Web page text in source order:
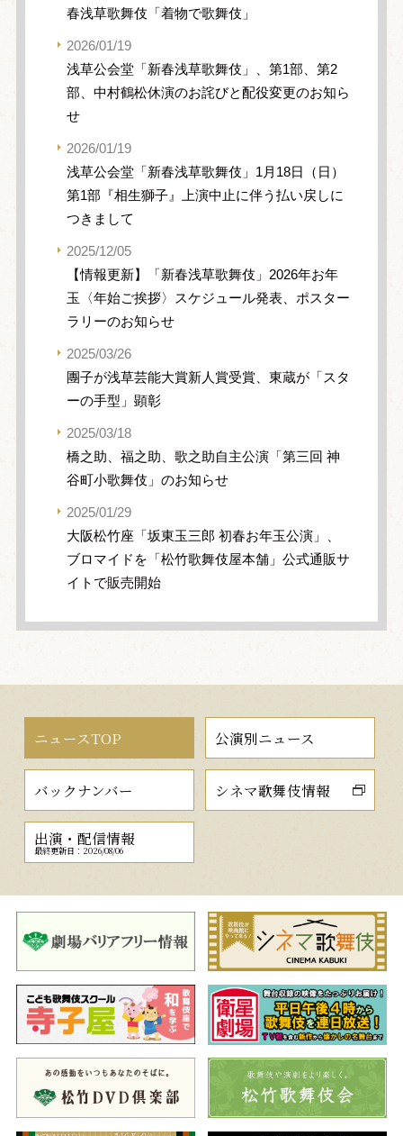
春浅草歌舞伎「着物で歌舞伎」
2026/01/19
浅草公会堂「新春浅草歌舞伎」、第1部、第2
部、中村鶴松休演のお詫びと配役変更のお知ら
せ
2026/01/19
浅草公会堂「新春浅草歌舞伎」1月18日（日）
第1部『相生獅子』上演中止に伴う払い戻しに
つきまして
2025/12/05
【情報更新】「新春浅草歌舞伎」2026年お年
玉〈年始ご挨拶〉スケジュール発表、ポスター
ラリーのお知らせ
2025/03/26
團子が浅草芸能大賞新人賞受賞、東蔵が「スタ
ーの手型」顕彰
2025/03/18
橋之助、福之助、歌之助自主公演「第三回 神
谷町小歌舞伎」のお知らせ
2025/01/29
大阪松竹座「坂東玉三郎 初春お年玉公演」、
ブロマイドを「松竹歌舞伎屋本舗」公式通販サ
イトで販売開始
ニュースTOP 公演別ニュース
バックナンバー シネマ歌舞伎情報
出演・配信情報
最終更新日：2026/08/06